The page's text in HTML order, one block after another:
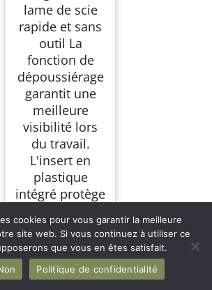
lame de scie
rapide et sans
outil La
fonction de
dépoussiérage
garantit une
meilleure
visibilité lors
du travail.
L'insert en
plastique
intégré protège
particulièreme
nt sensibles
Une batterie
pour tous, c'est
cookies pour vous garantir la meilleure
site web. Si vous continuez à utiliser ce
que vous en êtes satisfait.
Politique de confidentialité